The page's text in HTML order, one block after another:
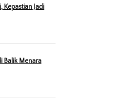
Kepastian Jadi
Balik Menara